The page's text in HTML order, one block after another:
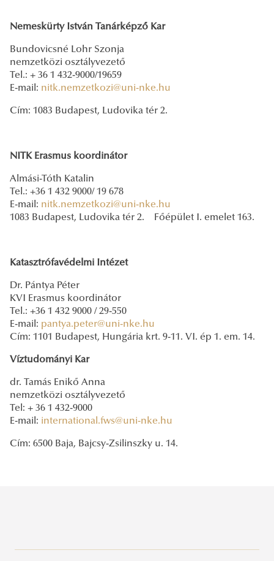
Nemeskürty István Tanárképző Kar
Bundovicsné Lohr Szonja
nemzetközi osztályvezető
Tel.: + 36 1 432-9000/19659
E-mail: nitk.nemzetkozi@uni-nke.hu
Cím: 1083 Budapest, Ludovika tér 2.
NITK Erasmus koordinátor
Almási-Tóth Katalin
Tel.: +36 1 432 9000/ 19 678
E-mail: nitk.nemzetkozi@uni-nke.hu
1083 Budapest, Ludovika tér 2. Főépület I. emelet 163.
Katasztrófavédelmi Intézet
Dr. Pántya Péter
KVI Erasmus koordinátor
Tel.: +36 1 432 9000 / 29-550
E-mail: pantya.peter@uni-nke.hu
Cím: 1101 Budapest, Hungária krt. 9-11. VI. ép 1. em. 14.
Víztudományi Kar
dr. Tamás Enikő Anna
nemzetközi osztályvezető
Tel: + 36 1 432-9000
E-mail: international.fws@uni-nke.hu
Cím: 6500 Baja, Bajcsy-Zsilinszky u. 14.